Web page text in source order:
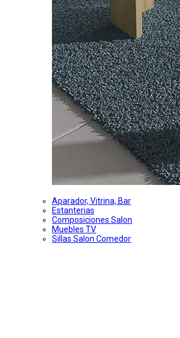
Aparador, Vitrina, Bar
Estanterias
Composiciones Salon
Muebles TV
Sillas Salon Comedor